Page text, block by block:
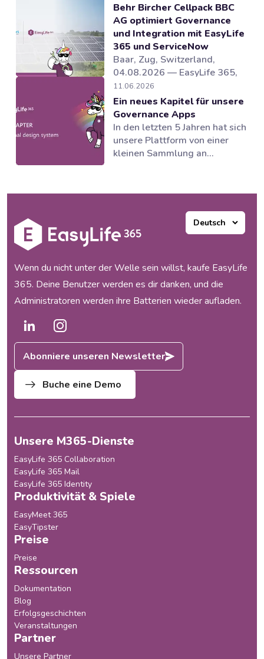
Behr Bircher Cellpack BBC
AG optimiert Governance
und Integration mit EasyLife
365 und ServiceNow
Baar, Zug, Switzerland,
04.08.2026 — EasyLife 365,
Anbieter von Lösungen für
Microsoft 365 Governance und
und Lebenszyklusmanagement
in Microsoft 365, hat
gemeinsam mit dem Partner
novoSYS die Behr Bircher
11.06.2026
Ein neues Kapitel für unsere
Governance Apps
In den letzten 5 Jahren hat sich
unsere Plattform von einer
kleinen Sammlung an
entwickelt, die mehrere
Ecosystems unterstützen.
Unsere Produkte haben
funktioniert und unsere
mit dem Wachstum...
Wenn du nicht unter der Welle sein willst, kaufe EasyLife
365. Deine Benutzer werden es dir danken, und die
Administratoren werden ihre Batterien wieder aufladen.
Abonniere unseren Newsletter
Buche eine Demo
Unsere M365-Dienste
EasyLife 365 Collaboration
EasyLife 365 Mail
EasyLife 365 Identity
Produktivität & Spiele
EasyMeet 365
EasyTipster
Preise
Preise
Ressourcen
Dokumentation
Blog
Erfolgsgeschichten
Veranstaltungen
Partner
Unsere Partner